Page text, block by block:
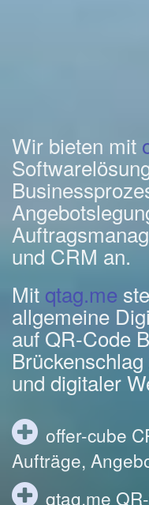
Wir bieten mit
und CRM an.
Mit qtag.me
allgemeine
auf QR-Code
und digitaler
offer-cube
Aufträge,
qtag.me